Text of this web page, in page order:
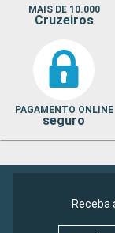
MAIS DE 10.000
Cruzeiros
PAGAMENTO ONLINE
seguro